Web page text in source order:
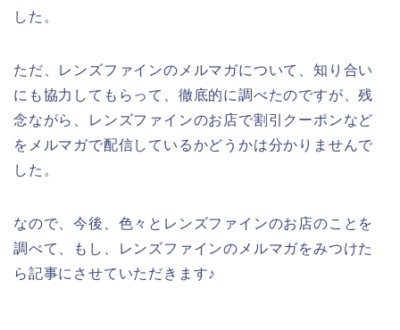
した。
ただ、レンズファインのメルマガについて、知り合い
にも協力してもらって、徹底的に調べたのですが、残
念ながら、レンズファインのお店で割引クーポンなど
をメルマガで配信しているかどうかは分かりませんで
した。
なので、今後、色々とレンズファインのお店のことを
調べて、もし、レンズファインのメルマガをみつけた
ら記事にさせていただきます♪